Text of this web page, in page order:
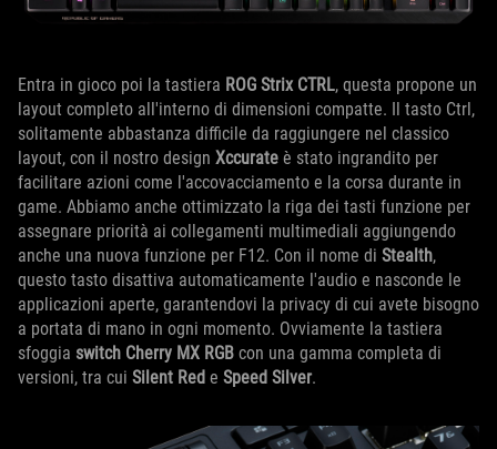
Entra in gioco poi la tastiera ROG Strix CTRL, questa propone un
layout completo all'interno di dimensioni compatte. Il tasto Ctrl,
solitamente abbastanza difficile da raggiungere nel classico
layout, con il nostro design Xccurate è stato ingrandito per
facilitare azioni come l'accovacciamento e la corsa durante in
game. Abbiamo anche ottimizzato la riga dei tasti funzione per
assegnare priorità ai collegamenti multimediali aggiungendo
anche una nuova funzione per F12. Con il nome di Stealth,
questo tasto disattiva automaticamente l'audio e nasconde le
applicazioni aperte, garantendovi la privacy di cui avete bisogno
a portata di mano in ogni momento. Ovviamente la tastiera
sfoggia switch Cherry MX RGB con una gamma completa di
versioni, tra cui Silent Red e Speed ​​Silver.